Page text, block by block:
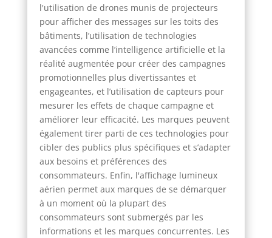
l'utilisation de drones munis de projecteurs
pour afficher des messages sur les toits des
bâtiments, l’utilisation de technologies
avancées comme l’intelligence artificielle et la
réalité augmentée pour créer des campagnes
promotionnelles plus divertissantes et
engageantes, et l’utilisation de capteurs pour
mesurer les effets de chaque campagne et
améliorer leur efficacité. Les marques peuvent
également tirer parti de ces technologies pour
cibler des publics plus spécifiques et s’adapter
aux besoins et préférences des
consommateurs. Enfin, l'affichage lumineux
aérien permet aux marques de se démarquer
à un moment où la plupart des
consommateurs sont submergés par les
informations et les marques concurrentes. Les